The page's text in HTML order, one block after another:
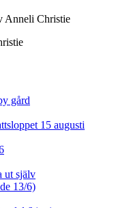
Anneli Christie
gård
15 augusti
ut själv
13/6)